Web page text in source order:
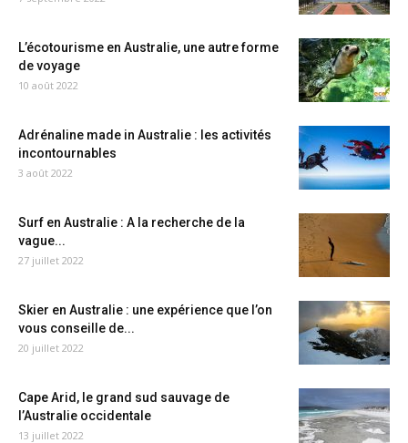
L’écotourisme en Australie, une autre forme
de voyage
10 août 2022
Adrénaline made in Australie : les activités
incontournables
3 août 2022
Surf en Australie : A la recherche de la
vague...
27 juillet 2022
Skier en Australie : une expérience que l’on
vous conseille de...
20 juillet 2022
Cape Arid, le grand sud sauvage de
l’Australie occidentale
13 juillet 2022